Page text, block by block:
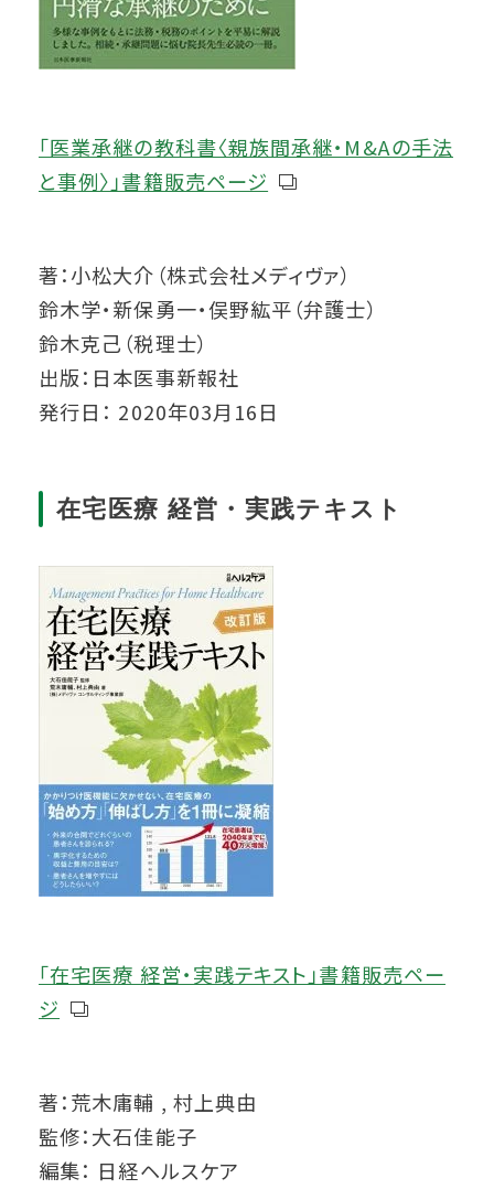
「医業承継の教科書〈親族間承継・M&Aの手法
と事例〉」書籍販売ページ
著：小松大介（株式会社メディヴァ）
鈴木学・新保勇一・俣野紘平（弁護士）
鈴木克己（税理士）
出版：日本医事新報社
発行日： 2020年03月16日
在宅医療 経営・実践テキスト
「在宅医療 経営・実践テキスト」書籍販売ペー
ジ
著：荒木庸輔 , 村上典由
監修：大石佳能子
編集： 日経ヘルスケア